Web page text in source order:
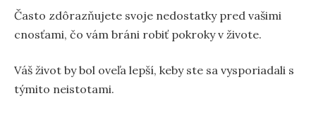
Často zdôrazňujete svoje nedostatky pred vašimi
cnosťami, čo vám bráni robiť pokroky v živote.
Váš život by bol oveľa lepší, keby ste sa vysporiadali s
týmito neistotami.